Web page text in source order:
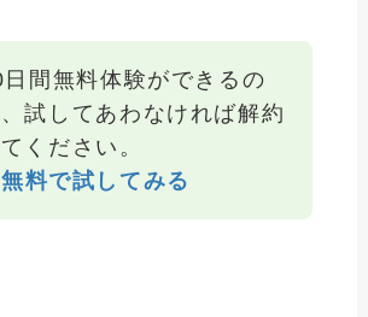
日間無料体験ができるの
試してあわなければ解約
ください。
無料で試してみる